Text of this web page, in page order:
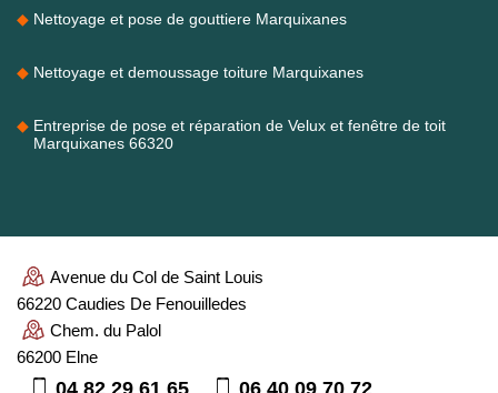
Nettoyage et pose de gouttiere Marquixanes
Nettoyage et demoussage toiture Marquixanes
Entreprise de pose et réparation de Velux et fenêtre de toit
Marquixanes 66320
Avenue du Col de Saint Louis
66220 Caudies De Fenouilledes
Chem. du Palol
66200 Elne
04 82 29 61 65 06 40 09 70 72